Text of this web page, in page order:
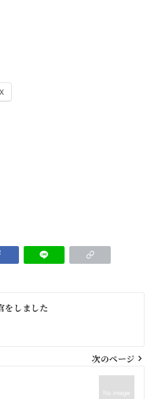
X
をしました
次のページ